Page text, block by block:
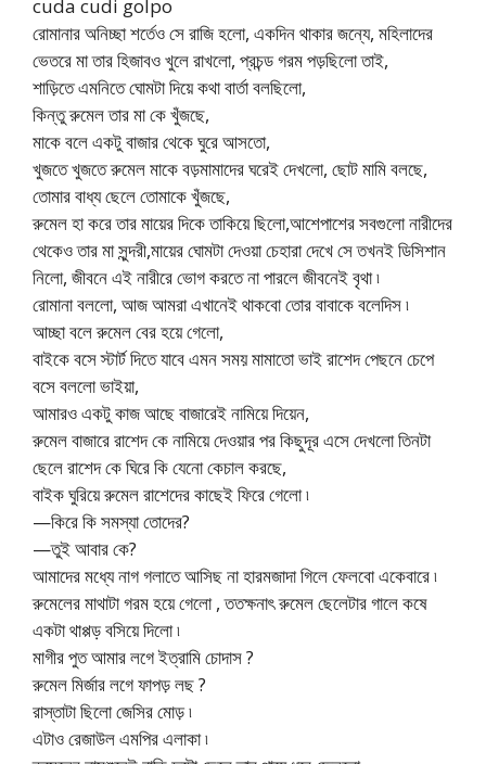
cuda cudi golpo
রোমানার অনিচ্ছা শর্তেও সে রাজি হলো, একদিন থাকার জন্যে, মহিলাদের
ভেতরে মা তার হিজাবও খুলে রাখলো, প্রচন্ড গরম পড়ছিলো তাই,
শাড়িতে এমনিতে ঘোমটা দিয়ে কথা বার্তা বলছিলো,
কিন্তু রুমেল তার মা কে খুঁজছে,
মাকে বলে একটু বাজার থেকে ঘুরে আসতো,
খুজতে খুজতে রুমেল মাকে বড়মামাদের ঘরেই দেখলো, ছোট মামি বলছে,
তোমার বাধ্য ছেলে তোমাকে খুঁজছে,
রুমেল হা করে তার মায়ের দিকে তাকিয়ে ছিলো,আশেপাশের সবগুলো নারীদের
থেকেও তার মা সুন্দরী,মায়ের ঘোমটা দেওয়া চেহারা দেখে সে তখনই ডিসিশান
নিলো, জীবনে এই নারীরে ভোগ করতে না পারলে জীবনেই বৃথা ৷
রোমানা বললো, আজ আমরা এখানেই থাকবো তোর বাবাকে বলেদিস ৷
আচ্ছা বলে রুমেল বের হয়ে গেলো,
বাইকে বসে স্টার্ট দিতে যাবে এমন সময় মামাতো ভাই রাশেদ পেছনে চেপে
বসে বললো ভাইয়া,
আমারও একটু কাজ আছে বাজারেই নামিয়ে দিয়েন,
রুমেল বাজারে রাশেদ কে নামিয়ে দেওয়ার পর কিছুদূর এসে দেখলো তিনটা
ছেলে রাশেদ কে ঘিরে কি যেনো কেচাল করছে,
বাইক ঘুরিয়ে রুমেল রাশেদের কাছেই ফিরে গেলো ৷
—কিরে কি সমস্যা তোদের?
—তুই আবার কে?
আমাদের মধ্যে নাগ গলাতে আসিছ না হারমজাদা গিলে ফেলবো একেবারে ৷
রুমেলের মাথাটা গরম হয়ে গেলো , ততক্ষনাৎ রুমেল ছেলেটার গালে কষে
একটা থাপ্পড় বসিয়ে দিলো ৷
মাগীর পুত আমার লগে ইত্রামি চোদাস ?
রুমেল মির্জার লগে ফাপড় লছ ?
রাস্তাটা ছিলো জেসির মোড় ৷
এটাও রেজাউল এমপির এলাকা ৷